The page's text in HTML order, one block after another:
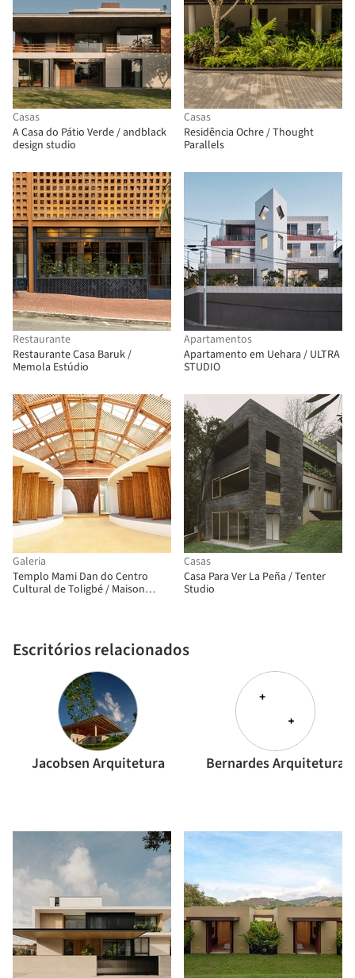
Casas
A Casa do Pátio Verde / andblack
design studio
Casas
Residência Ochre / Thought
Parallels
Restaurante
Restaurante Casa Baruk /
Memola Estúdio
Apartamentos
Apartamento em Uehara / ULTRA
STUDIO
Galeria
Templo Mami Dan do Centro
Cultural de Toligbé / Maison
Escritórios relacionados
Jacobsen Arquitetura Bernardes Arquitetura
Casas
Casa Para Ver La Peña / Tenter
Studio